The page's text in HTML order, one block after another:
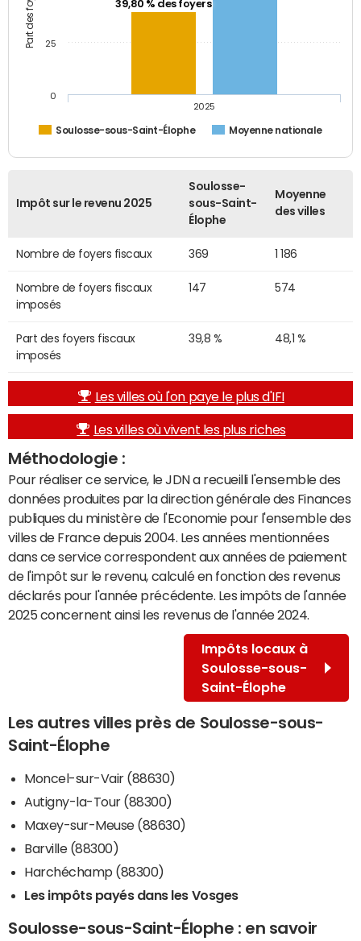
39,80 % des foyers
Soulosse-sous-Saint-Élophe Moyenne nationale
2025
0
25
Impôt sur le revenu 2025
Soulosse-
sous-Saint-
Élophe
Moyenne
des villes
Nombre de foyers fiscaux 369 1 186
Nombre de foyers fiscaux
imposés
147 574
Part des foyers fiscaux
imposés
39,8 % 48,1 %
Les villes où l'on paye le plus d'IFI
Les villes où vivent les plus riches
Méthodologie :
Pour réaliser ce service, le JDN a recueilli l'ensemble des
données produites par la direction générale des Finances
publiques du ministère de l'Economie pour l'ensemble des
villes de France depuis 2004. Les années mentionnées
dans ce service correspondent aux années de paiement
de l'impôt sur le revenu, calculé en fonction des revenus
déclarés pour l'année précédente. Les impôts de l'année
2025 concernent ainsi les revenus de l'année 2024.
Impôts locaux à
Soulosse-sous-
Saint-Élophe
Les autres villes près de Soulosse-sous-
Saint-Élophe
Moncel-sur-Vair (88630)
Autigny-la-Tour (88300)
Maxey-sur-Meuse (88630)
Barville (88300)
Harchéchamp (88300)
Les impôts payés dans les Vosges
Soulosse-sous-Saint-Élophe : en savoir